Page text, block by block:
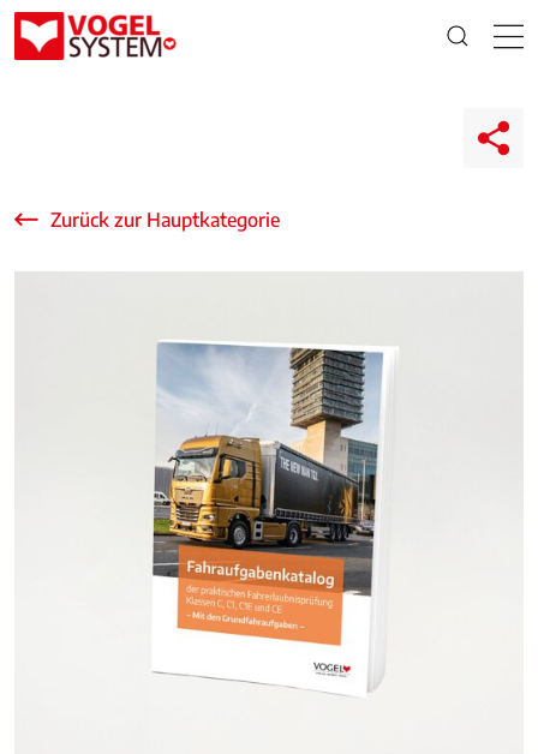
Zurück zur Hauptkategorie